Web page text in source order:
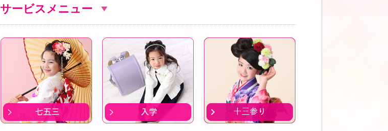
サービスメニュー